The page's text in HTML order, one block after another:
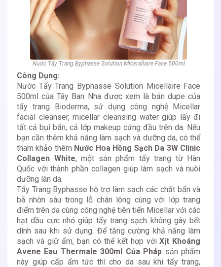
Nước Tẩy Trang Byphasse Solution Micerallaire Face 500ml
Công Dụng:
Nước Tẩy Trang Byphasse Solution Micellaire Face
500ml của Tây Ban Nha được xem là bản dupe của
tẩy trang Bioderma, sử dụng công nghệ Micellar
facial cleanser, micellar cleansing water giúp lấy đi
tất cả bụi bẩn, cả lớp makeup cứng đầu trên da. Nếu
bạn cần thêm khả năng làm sạch và dưỡng da, có thể
tham khảo thêm Nước Hoa Hồng Sạch Da 3W Clinic
Collagen White, một sản phẩm tẩy trang từ Hàn
Quốc với thành phần collagen giúp làm sạch và nuôi
dưỡng làn da.
Tẩy Trang Byphasse hỗ trợ làm sạch các chất bẩn và
bã nhờn sâu trong lỗ chân lông cùng với lớp trang
điểm trên da cùng công nghệ tiên tiến Micellar với các
hạt dầu cực nhỏ giúp tẩy trang sạch không gây bết
dính sau khi sử dụng. Để tăng cường khả năng làm
sạch và giữ ẩm, bạn có thể kết hợp vớiXịt Khoáng
Avene Eau Thermale 300ml Của Pháp sản phẩm
này giúp cấp ẩm tức thì cho da sau khi tẩy trang,